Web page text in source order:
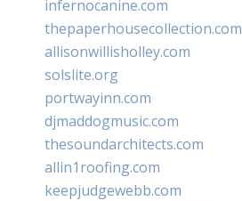
infernocanine.com
thepaperhousecollection.com
allisonwillisholley.com
solslite.org
portwayinn.com
djmaddogmusic.com
thesoundarchitects.com
allin1roofing.com
keepjudgewebb.com